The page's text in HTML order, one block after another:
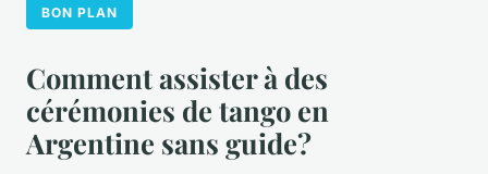
BON PLAN
Comment assister à des
cérémonies de tango en
Argentine sans guide?